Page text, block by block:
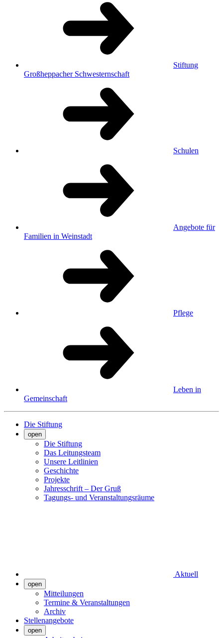
Stiftung
Großheppacher Schwesternschaft
Schulen
Angebote für
Familien in Weinstadt
Pflege
Leben in
Gemeinschaft
Die Stiftung
open
Die Stiftung
Das Leitungsteam
Unsere Leitlinien
Geschichte
Projekte
Jahresschrift – Der Gruß
Tagungs- und Veranstaltungsräume
Aktuell
open
Mitteilungen
Termine & Veranstaltungen
Archiv
Stellenangebote
open